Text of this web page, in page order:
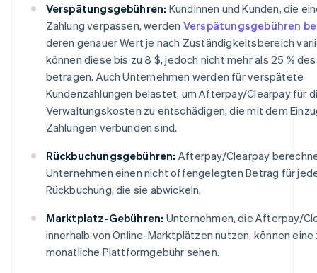
Verspätungsgebühren: Kundinnen und Kunden, die
Zahlung verpassen, werden Verspätungsgebühren
deren genauer Wert je nach Zuständigkeitsbereich
können diese bis zu 8 $, jedoch nicht mehr als 25 %
betragen. Auch Unternehmen werden für verspätete
Kundenzahlungen belastet, um Afterpay/Clearpay für
Verwaltungskosten zu entschädigen, die mit dem
Zahlungen verbunden sind.
Rückbuchungsgebühren: Afterpay/Clearpay
Unternehmen einen nicht offengelegten Betrag für
Rückbuchung, die sie abwickeln.
Marktplatz-Gebühren: Unternehmen, die Afterpay/
innerhalb von Online-Marktplätzen nutzen, können
monatliche Plattformgebühr sehen.